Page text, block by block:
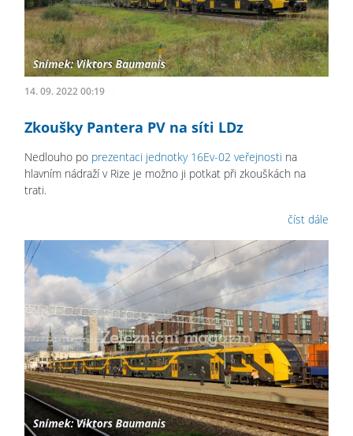
14. 09. 2022 00:19
Zkoušky Pantera PV na síti LDz
Nedlouho po prezentaci jednotky 16Ev-02 veřejnosti na
hlavním nádraží v Rize je možno ji potkat při zkouškách na
trati.
číst dále